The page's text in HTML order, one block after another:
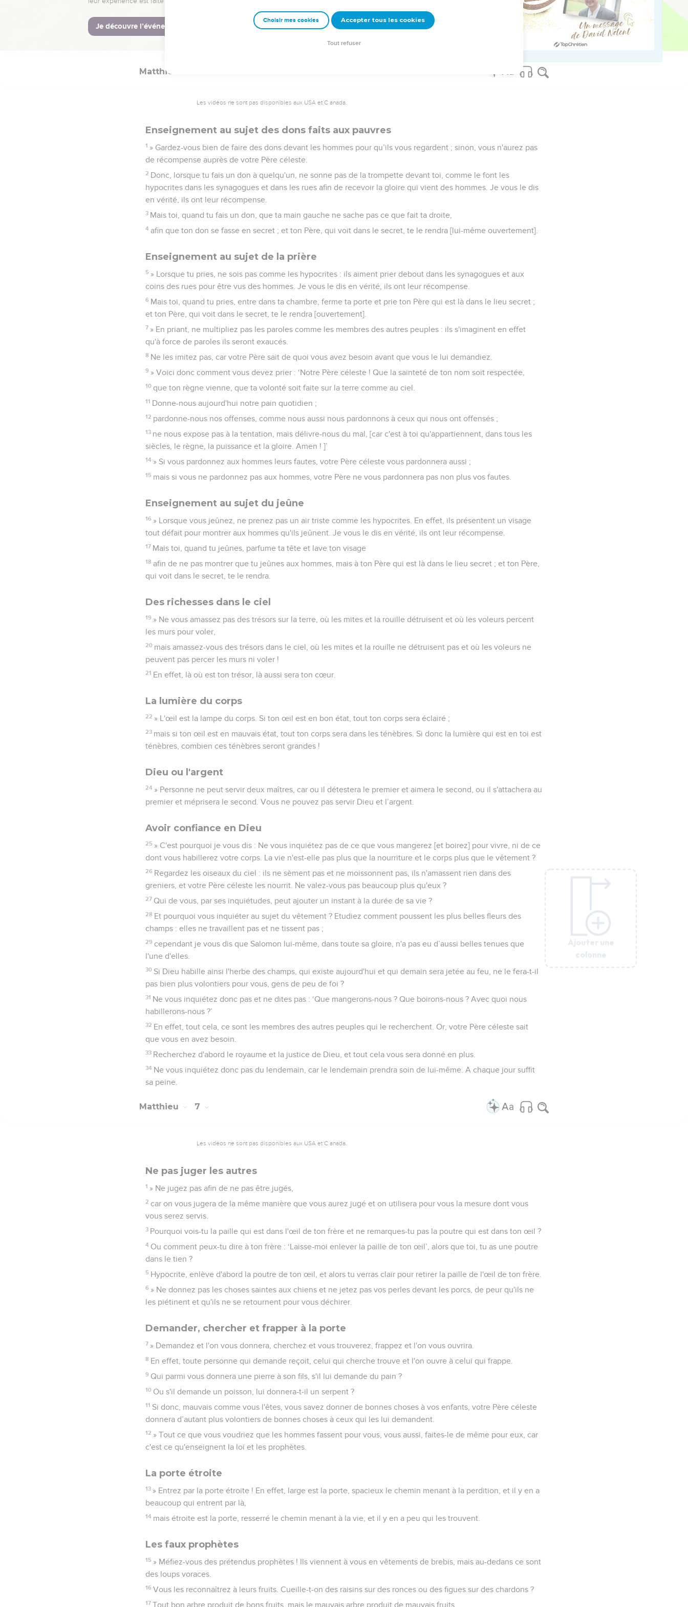
Et si vous saluez seulement vos frères, que faites-vous d'extraordinaire ? Les membres des autres peuples
n'agissent-ils pas de même ?
Soyez donc parfaits comme votre Père céleste est parfait.
Ajouter une
colonne
Matthieu
Les vidéos ne sont pas disponibles aux USA et C anada.
Enseignement au sujet des dons faits aux pauvres
1 » Gardez-vous bien de faire des dons devant les hommes pour qu’ils vous regardent ; sinon, vous n'aurez pas
de récompense auprès de votre Père céleste.
2 Donc, lorsque tu fais un don à quelqu'un, ne sonne pas de la trompette devant toi, comme le font les
hypocrites dans les synagogues et dans les rues afin de recevoir la gloire qui vient des hommes. Je vous le dis
en vérité, ils ont leur récompense.
3 Mais toi, quand tu fais un don, que ta main gauche ne sache pas ce que fait ta droite,
4 afin que ton don se fasse en secret ; et ton Père, qui voit dans le secret, te le rendra [lui-même ouvertement].
Enseignement au sujet de la prière
5 » Lorsque tu pries, ne sois pas comme les hypocrites : ils aiment prier debout dans les synagogues et aux
coins des rues pour être vus des hommes. Je vous le dis en vérité, ils ont leur récompense.
6 Mais toi, quand tu pries, entre dans ta chambre, ferme ta porte et prie ton Père qui est là dans le lieu secret ;
et ton Père, qui voit dans le secret, te le rendra [ouvertement].
7 » En priant, ne multipliez pas les paroles comme les membres des autres peuples : ils s'imaginent en effet
qu'à force de paroles ils seront exaucés.
8 Ne les imitez pas, car votre Père sait de quoi vous avez besoin avant que vous le lui demandiez.
9 » Voici donc comment vous devez prier : ‘Notre Père céleste ! Que la sainteté de ton nom soit respectée,
10 que ton règne vienne, que ta volonté soit faite sur la terre comme au ciel.
11 Donne-nous aujourd'hui notre pain quotidien ;
12 pardonne-nous nos offenses, comme nous aussi nous pardonnons à ceux qui nous ont offensés ;
13 ne nous expose pas à la tentation, mais délivre-nous du mal, [car c'est à toi qu'appartiennent, dans tous les
siècles, le règne, la puissance et la gloire. Amen ! ]’
14 » Si vous pardonnez aux hommes leurs fautes, votre Père céleste vous pardonnera aussi ;
15 mais si vous ne pardonnez pas aux hommes, votre Père ne vous pardonnera pas non plus vos fautes.
Enseignement au sujet du jeûne
16 » Lorsque vous jeûnez, ne prenez pas un air triste comme les hypocrites. En effet, ils présentent un visage
tout défait pour montrer aux hommes qu'ils jeûnent. Je vous le dis en vérité, ils ont leur récompense.
17 Mais toi, quand tu jeûnes, parfume ta tête et lave ton visage
18 afin de ne pas montrer que tu jeûnes aux hommes, mais à ton Père qui est là dans le lieu secret ; et ton Père,
qui voit dans le secret, te le rendra.
Des richesses dans le ciel
19 » Ne vous amassez pas des trésors sur la terre, où les mites et la rouille détruisent et où les voleurs percent
les murs pour voler,
20 mais amassez-vous des trésors dans le ciel, où les mites et la rouille ne détruisent pas et où les voleurs ne
peuvent pas percer les murs ni voler !
21 En effet, là où est ton trésor, là aussi sera ton cœur.
La lumière du corps
22 » L'œil est la lampe du corps. Si ton œil est en bon état, tout ton corps sera éclairé ;
23 mais si ton œil est en mauvais état, tout ton corps sera dans les ténèbres. Si donc la lumière qui est en toi est
ténèbres, combien ces ténèbres seront grandes !
Dieu ou l'argent
24 » Personne ne peut servir deux maîtres, car ou il détestera le premier et aimera le second, ou il s'attachera au
premier et méprisera le second. Vous ne pouvez pas servir Dieu et l’argent.
Avoir confiance en Dieu
25 » C'est pourquoi je vous dis : Ne vous inquiétez pas de ce que vous mangerez [et boirez] pour vivre, ni de ce
dont vous habillerez votre corps. La vie n'est-elle pas plus que la nourriture et le corps plus que le vêtement ?
26 Regardez les oiseaux du ciel : ils ne sèment pas et ne moissonnent pas, ils n'amassent rien dans des
greniers, et votre Père céleste les nourrit. Ne valez-vous pas beaucoup plus qu'eux ?
27 Qui de vous, par ses inquiétudes, peut ajouter un instant à la durée de sa vie ?
28 Et pourquoi vous inquiéter au sujet du vêtement ? Etudiez comment poussent les plus belles fleurs des
champs : elles ne travaillent pas et ne tissent pas ;
29 cependant je vous dis que Salomon lui-même, dans toute sa gloire, n'a pas eu d’aussi belles tenues que
l'une d'elles.
30 Si Dieu habille ainsi l'herbe des champs, qui existe aujourd'hui et qui demain sera jetée au feu, ne le fera-t-il
pas bien plus volontiers pour vous, gens de peu de foi ?
31 Ne vous inquiétez donc pas et ne dites pas : ‘Que mangerons-nous ? Que boirons-nous ? Avec quoi nous
habillerons-nous ?’
32 En effet, tout cela, ce sont les membres des autres peuples qui le recherchent. Or, votre Père céleste sait
que vous en avez besoin.
33 Recherchez d'abord le royaume et la justice de Dieu, et tout cela vous sera donné en plus.
34 Ne vous inquiétez donc pas du lendemain, car le lendemain prendra soin de lui-même. A chaque jour suffit
sa peine.
Ajouter une
colonne
Matthieu 7
Les vidéos ne sont pas disponibles aux USA et C anada.
Ne pas juger les autres
1 » Ne jugez pas afin de ne pas être jugés,
2 car on vous jugera de la même manière que vous aurez jugé et on utilisera pour vous la mesure dont vous
vous serez servis.
3 Pourquoi vois-tu la paille qui est dans l'œil de ton frère et ne remarques-tu pas la poutre qui est dans ton œil ?
4 Ou comment peux-tu dire à ton frère : ‘Laisse-moi enlever la paille de ton œil’, alors que toi, tu as une poutre
dans le tien ?
5 Hypocrite, enlève d'abord la poutre de ton œil, et alors tu verras clair pour retirer la paille de l'œil de ton frère.
6 » Ne donnez pas les choses saintes aux chiens et ne jetez pas vos perles devant les porcs, de peur qu'ils ne
les piétinent et qu'ils ne se retournent pour vous déchirer.
Demander, chercher et frapper à la porte
7 » Demandez et l'on vous donnera, cherchez et vous trouverez, frappez et l'on vous ouvrira.
8 En effet, toute personne qui demande reçoit, celui qui cherche trouve et l'on ouvre à celui qui frappe.
9 Qui parmi vous donnera une pierre à son fils, s'il lui demande du pain ?
10 Ou s'il demande un poisson, lui donnera-t-il un serpent ?
11 Si donc, mauvais comme vous l'êtes, vous savez donner de bonnes choses à vos enfants, votre Père céleste
donnera d’autant plus volontiers de bonnes choses à ceux qui les lui demandent.
12 » Tout ce que vous voudriez que les hommes fassent pour vous, vous aussi, faites-le de même pour eux, car
c'est ce qu'enseignent la loi et les prophètes.
La porte étroite
13 » Entrez par la porte étroite ! En effet, large est la porte, spacieux le chemin menant à la perdition, et il y en a
beaucoup qui entrent par là,
14 mais étroite est la porte, resserré le chemin menant à la vie, et il y en a peu qui les trouvent.
Les faux prophètes
15 » Méfiez-vous des prétendus prophètes ! Ils viennent à vous en vêtements de brebis, mais au-dedans ce sont
des loups voraces.
16 Vous les reconnaîtrez à leurs fruits. Cueille-t-on des raisins sur des ronces ou des figues sur des chardons ?
17 Tout bon arbre produit de bons fruits, mais le mauvais arbre produit de mauvais fruits.
Ajouter une
colonne
Ajouter une
colonne
Choisir mes cookies Accepter tous les cookies
Tout refuser